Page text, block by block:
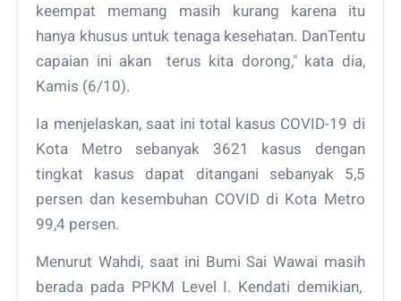
keempat memang masih kurang karena itu
hanya khusus untuk tenaga kesehatan. DanTentu
capaian ini akan terus kita dorong," kata dia,
Kamis (6/10).
Ia menjelaskan, saat ini total kasus COVID-19 di
Kota Metro sebanyak 3621 kasus dengan
tingkat kasus dapat ditangani sebanyak 5,5
persen dan kesembuhan COVID di Kota Metro
99,4 persen.
Menurut Wahdi, saat ini Bumi Sai Wawai masih
berada pada PPKM Level I. Kendati demikian,